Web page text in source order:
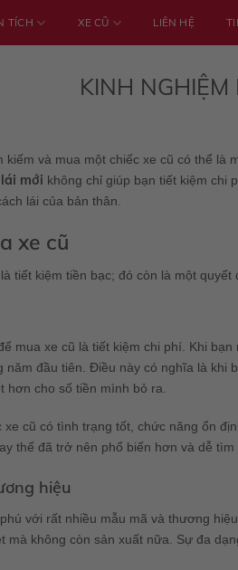
TÍCH XE CŨ LIÊN HỆ
KINH NGHIỆM
và mua một chiếc xe cũ có thể là
mới không chỉ giúp bạn tiết kiệm chi
lái của bản thân.
xe cũ
tiết kiệm tiền bạc; đó còn là một
mua xe cũ là tiết kiệm chi phí. Khi
năm đầu tiên. Điều này có nghĩa là khi
cho số tiền mình bỏ ra.
xe cũ có tình trạng tốt, chức năng ổn
thế đã trở nên phổ biến hơn và dễ tìm
hiệu
với rất nhiều mẫu mã và thương
mà không còn sản xuất nữa. Sự đa